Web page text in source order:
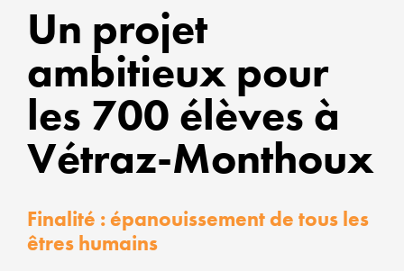
Un projet
ambitieux pour
les 700 élèves à
Vétraz-Monthoux
Finalité : épanouissement de tous les
êtres humains